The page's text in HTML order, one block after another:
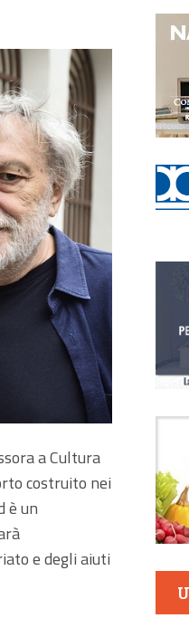
a Cultura
costruito nei
è un
e degli aiuti